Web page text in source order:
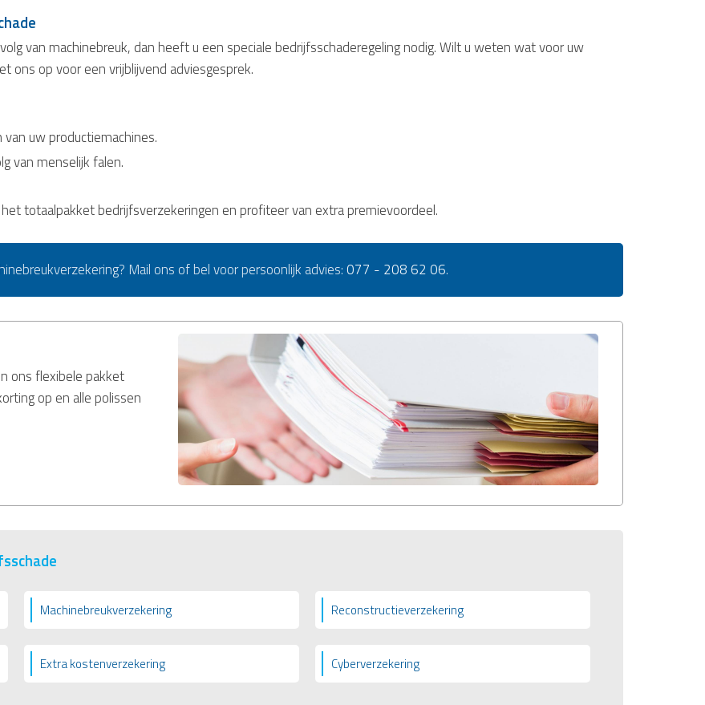
van machinebreuk, dan heeft u een speciale bedrijfsschaderegeling nodig. Wilt u weten wat voor uw
ons op voor een vrijblijvend adviesgesprek.
uw productiemachines.
van menselijk falen.
totaalpakket bedrijfsverzekeringen en profiteer van extra premievoordeel.
Mail ons of bel voor persoonlijk advies: 077 - 208 62 06.
ons flexibele pakket
op en alle polissen
Machinebreukverzekering Reconstructieverzekering
Extra kostenverzekering Cyberverzekering